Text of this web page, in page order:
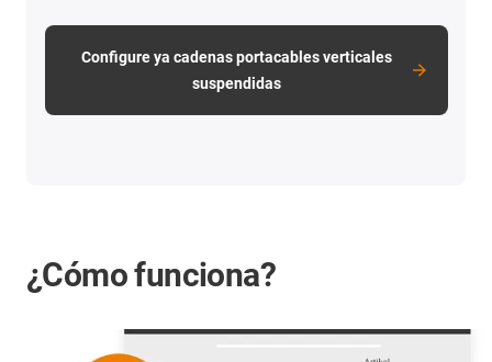
Configure ya cadenas portacables verticales
suspendidas
¿Cómo funciona?